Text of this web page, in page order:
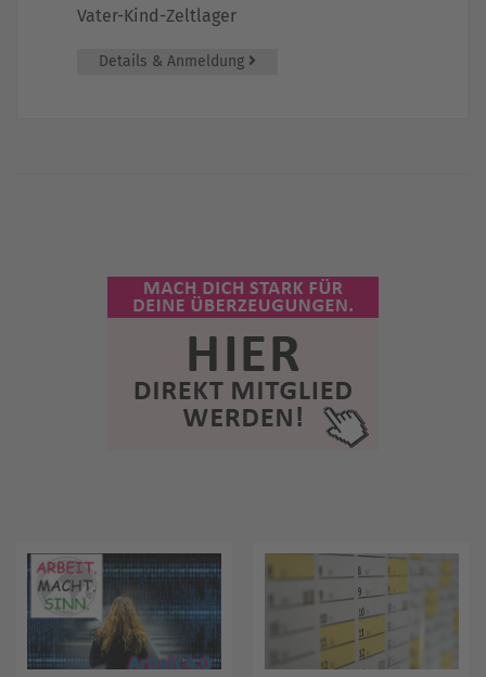
Vater-Kind-Zeltlager
Details & Anmeldung